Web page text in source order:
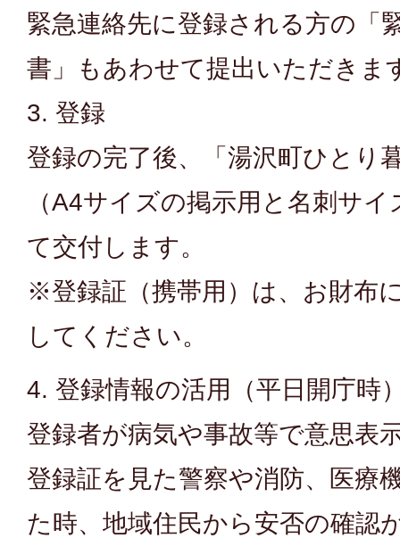
緊急連絡先に登録される方の「
書」もあわせて提出いただきま
3. 登録
登録の完了後、「湯沢町ひとり
（A4サイズの掲示用と名刺サ
て交付します。
※登録証（携帯用）は、お財布
してください。
4. 登録情報の活用（平日開庁時
登録者が病気や事故等で意思表
登録証を見た警察や消防、医療
た時、地域住民から安否の確認